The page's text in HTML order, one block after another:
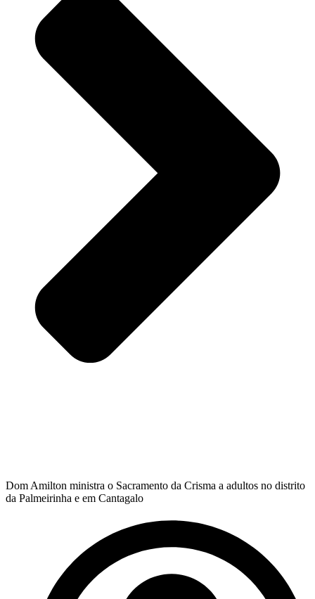
Dom Amilton ministra o Sacramento da Crisma a adultos no distrito
da Palmeirinha e em Cantagalo